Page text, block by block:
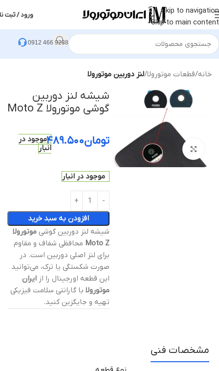
Skip to navigation
Skip to main content
ورود / ثبت
0912 466 9238
خانه قطعات موتورولا لنز دوربین موتورولا
بزرگنمایی تصویر
شیشه لنز دوربین
گوشی موتورولا Moto Z
تومان۴۸۹.۵۰۰موجود در
انبار
موجود در انبار
افزودن به سبد خرید
شیشه لنز دوربین گوشی موتورولا
Moto Z محافظی شفاف و مقاوم
برای لنز اصلی دوربین است. در
صورت شکستگی یا ترک، می‌توانید
این قطعه اورجینال را از ایران
موتورولابا گارانتی سلامت فیزیکی
تهیه و جایگزین کنید.
مشخصات فنی